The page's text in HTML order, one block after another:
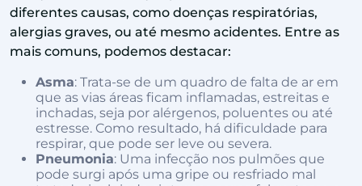
diferentes causas, como doenças respiratórias,
alergias graves, ou até mesmo acidentes. Entre as
mais comuns, podemos destacar:
Asma: Trata-se de um quadro de falta de ar em
que as vias áreas ficam inflamadas, estreitas e
inchadas, seja por alérgenos, poluentes ou até
estresse. Como resultado, há dificuldade para
respirar, que pode ser leve ou severa.
Pneumonia: Uma infecção nos pulmões que
pode surgi após uma gripe ou resfriado mal